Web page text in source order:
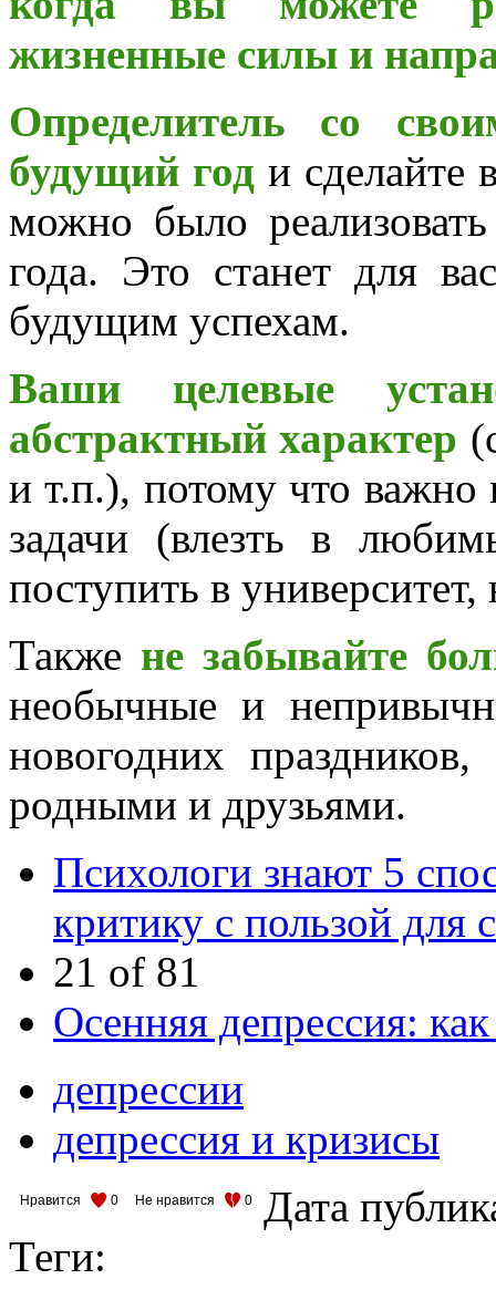
жизненные силы и
Определитель со
будущий год и сделайте
можно было
года. Это станет для
будущим успехам.
Ваши целевые
абстрактный характер
и т.п.), потому что важно
задачи (влезть в
поступить в
Также не забывайте
необычные и
новогодних
родными и друзьями.
Психологи знают 5
критику с пользой для
21 of 81
Осенняя депрессия:
депрессии
депрессия и кризисы
Нравится 0 Не нравится 0
Дата
Теги: